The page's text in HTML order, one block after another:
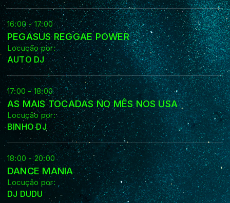
16:00 - 17:00
PEGASUS REGGAE POWER
Locução por:
AUTO DJ
17:00 - 18:00
AS MAIS TOCADAS NO MÊS NOS USA
Locução por:
BINHO DJ
18:00 - 20:00
DANCE MANIA
Locução por:
DJ DUDU